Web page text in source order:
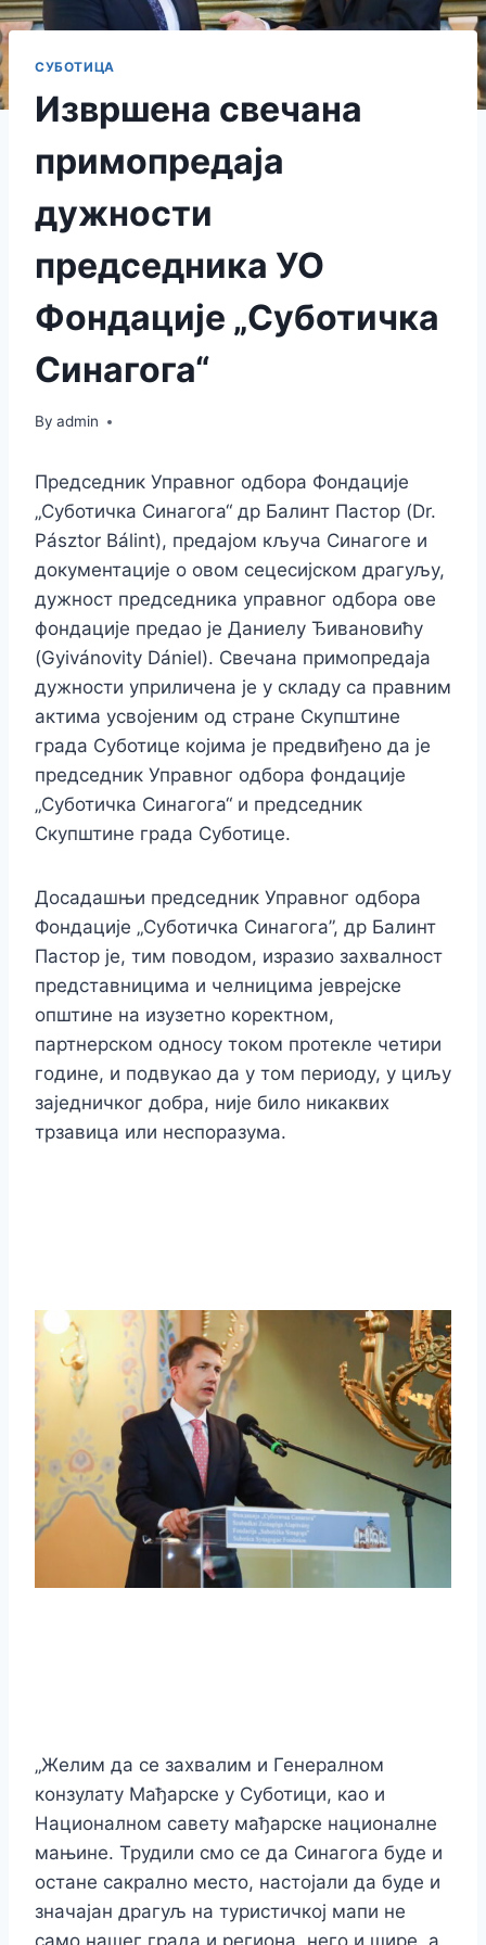
СУБОТИЦА
Извршена свечана
примопредаја
дужности
председника УО
Фондације „Суботичка
Синагога“
By admin
Председник Управног одбора Фондације
„Суботичка Синагога“ др Балинт Пастор (Dr.
Pásztor Bálint), предајом кључа Синагоге и
документације о овом сецесијском драгуљу,
дужност председника управног одбора ове
фондације предао је Даниелу Ђивановићу
(Gyivánovity Dániel). Свечана примопредаја
дужности уприличена је у складу са правним
актима усвојеним од стране Скупштине
града Суботице којима је предвиђено да је
председник Управног одбора фондације
„Суботичка Синагога“ и председник
Скупштине града Суботице.
Досадашњи председник Управног одбора
Фондације „Суботичка Синагога”, др Балинт
Пастор је, тим поводом, изразио захвалност
представницима и челницима јеврејске
општине на изузетно коректном,
партнерском односу током протекле четири
године, и подвукао да у том периоду, у циљу
заједничког добра, није било никаквих
трзавица или неспоразума.
„Желим да се захвалим и Генералном
конзулату Мађарске у Суботици, као и
Националном савету мађарске националне
мањине. Трудили смо се да Синагога буде и
остане сакрално место, настојали да буде и
значајан драгуљ на туристичкој мапи не